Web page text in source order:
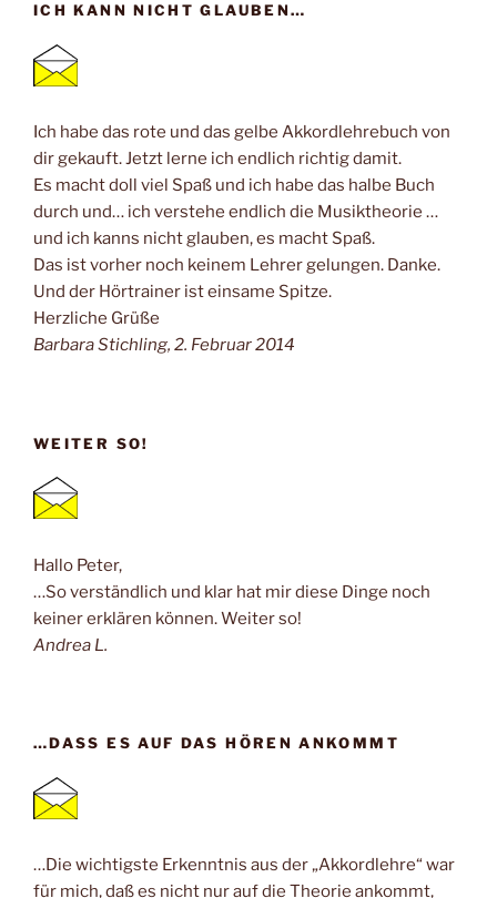
ICH KANN NICHT GLAUBEN…
Ich habe das rote und das gelbe Akkordlehrebuch von
dir gekauft. Jetzt lerne ich endlich richtig damit.
Es macht doll viel Spaß und ich habe das halbe Buch
durch und… ich verstehe endlich die Musiktheorie …
und ich kanns nicht glauben, es macht Spaß.
Das ist vorher noch keinem Lehrer gelungen. Danke.
Und der Hörtrainer ist einsame Spitze.
Herzliche Grüße
Barbara Stichling, 2. Februar 2014
WEITER SO!
Hallo Peter,
…So verständlich und klar hat mir diese Dinge noch
keiner erklären können. Weiter so!
Andrea L.
…DASS ES AUF DAS HÖREN ANKOMMT
…Die wichtigste Erkenntnis aus der „Akkordlehre“ war
für mich, daß es nicht nur auf die Theorie ankommt,